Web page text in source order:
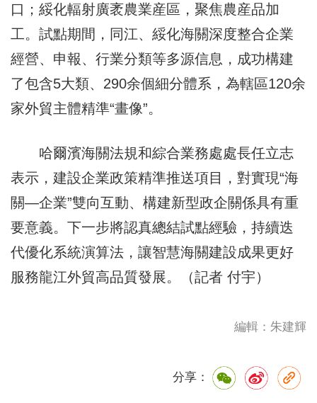
口；綏化輻射廣袤農業産區，聚焦農産品加
工。試點期間，同江、綏化海關深度整合企業
經營、申報、行業分類等多源信息，成功構建
了包含5大類、290余個細分體系，為轄區120余
家外貿主體精準“畫像”。
哈爾濱海關法規和綜合業務處處長任立志
表示，建設企業政策精準推送項目，對實現“海
關—企業”雙向互動、構建新型政企關係具有重
要意義。下一步將認真總結試點經驗，持續迭
代優化系統演算法，讓智慧海關建設成果更好
服務龍江外貿高品質發展。（記者 付宇）
編輯：朱建輝
分享：